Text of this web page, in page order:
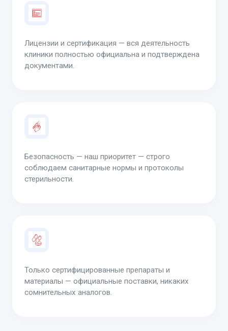
Лицензии и сертификация — вся деятельность
клиники полностью официальна и подтверждена
документами.
Безопасность — наш приоритет — строго
соблюдаем санитарные нормы и протоколы
стерильности.
Только сертифицированные препараты и
материалы — официальные поставки, никаких
сомнительных аналогов.